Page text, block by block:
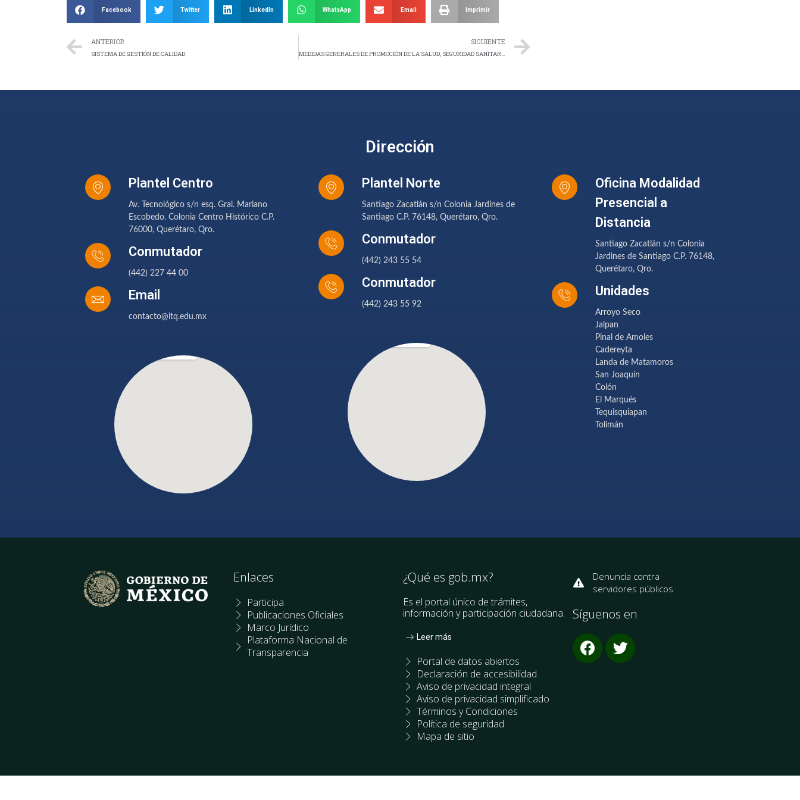
Facebook Twitter LinkedIn WhatsApp Email Imprimir
ANTERIOR
SISTEMA DE GESTIÓN DE CALIDAD.
SIGUIENTE
MEDIDAS GENERALES DE PROMOCIÓN DE LA SALUD, SEGURIDAD SANITARIA Y ESQUEMA DE TRABAJO EN EL REGRESO DE LAS ACTIVIDADES PRESENCIALES
Dirección
Plantel Centro
Av. Tecnológico s/n esq. Gral. Mariano
Escobedo. Colonia Centro Histórico C.P.
76000, Querétaro, Qro.
Conmutador
(442) 227 44 00
Email
contacto@itq.edu.mx
Plantel Norte
Santiago Zacatlán s/n Colonia Jardines de
Santiago C.P. 76148, Querétaro, Qro.
Conmutador
(442) 243 55 54
Conmutador
(442) 243 55 92
Oficina Modalidad
Presencial a
Distancia
Santiago Zacatlán s/n Colonia
Jardines de Santiago C.P. 76148,
Querétaro, Qro.
Unidades
Arroyo Seco
Jalpan
Pinal de Amoles
Cadereyta
Landa de Matamoros
San Joaquín
Colón
El Marqués
Tequisquiapan
Tolimán
Enlaces
Participa
Publicaciones Oficiales
Marco Jurídico
Plataforma Nacional de
Transparencia
¿Qué es gob.mx?
Es el portal único de trámites,
información y participación ciudadana.
Leer más
Portal de datos abiertos
Declaración de accesibilidad
Aviso de privacidad integral
Aviso de privacidad simplificado
Términos y Condiciones
Política de seguridad
Mapa de sitio
Denuncia contra
servidores públicos
Síguenos en